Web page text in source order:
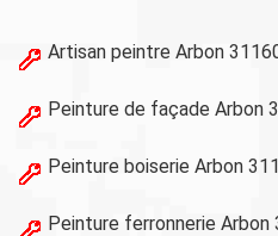
Artisan peintre Arbon
Peinture de façade Arbon
Peinture boiserie Arbon
Peinture ferronnerie Arbon